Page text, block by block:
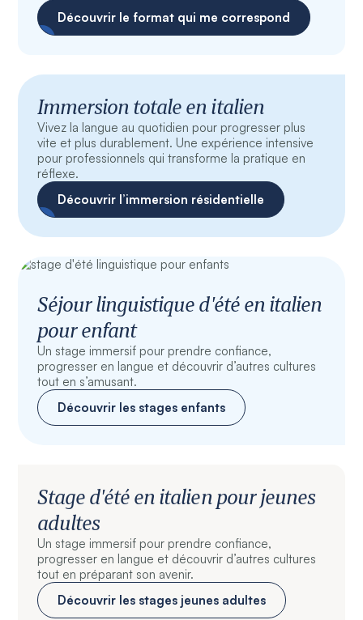
Découvrir le format qui me correspond
Immersion totale en italien
Vivez la langue au quotidien pour progresser plus
vite et plus durablement. Une expérience intensive
pour professionnels qui transforme la pratique en
réflexe.
Découvrir l’immersion résidentielle
Séjour linguistique d'été en italien
pour enfant
Un stage immersif pour prendre confiance,
progresser en langue et découvrir d’autres cultures
tout en s’amusant.
Découvrir les stages enfants
Stage d'été en italien pour jeunes
adultes
Un stage immersif pour prendre confiance,
progresser en langue et découvrir d’autres cultures
tout en préparant son avenir.
Découvrir les stages jeunes adultes